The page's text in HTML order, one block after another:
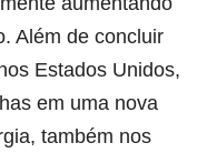
Além de concluir
Estados Unidos,
em uma nova
também nos